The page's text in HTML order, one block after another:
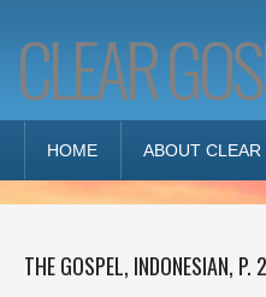
CLEAR
HOME ABOUT CLEAR
THE GOSPEL, INDONESIAN, P.